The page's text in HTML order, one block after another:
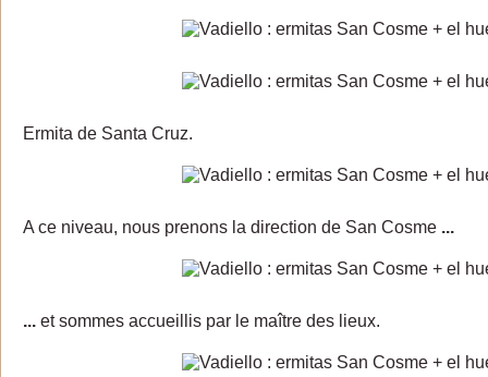
Ermita de Santa Cruz.
A ce niveau, nous prenons la direction de San Cosme ...
... et sommes accueillis par le maître des lieux.